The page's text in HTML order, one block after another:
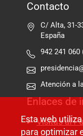
Contacto
C/ Alta, 31-
España
942 241
Atención a
Enlaces de
Visitas al
Esta web
para optimizar